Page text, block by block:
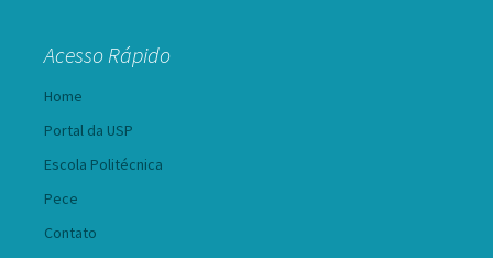
Acesso Rápido
Home
Portal da USP
Escola Politécnica
Pece
Contato